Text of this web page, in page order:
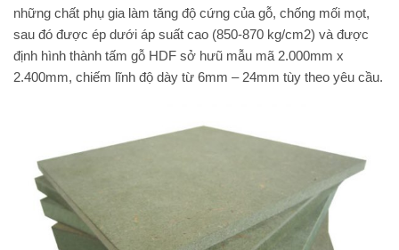
những chất phụ gia làm tăng độ cứng của gỗ, chống mối mọt,
sau đó được ép dưới áp suất cao (850-870 kg/cm2) và được
định hình thành tấm gỗ HDF sở hưũ mẫu mã 2.000mm x
2.400mm, chiếm lĩnh độ dày từ 6mm – 24mm tùy theo yêu cầu.